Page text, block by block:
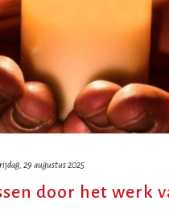
29 augustus 2025
door het werk